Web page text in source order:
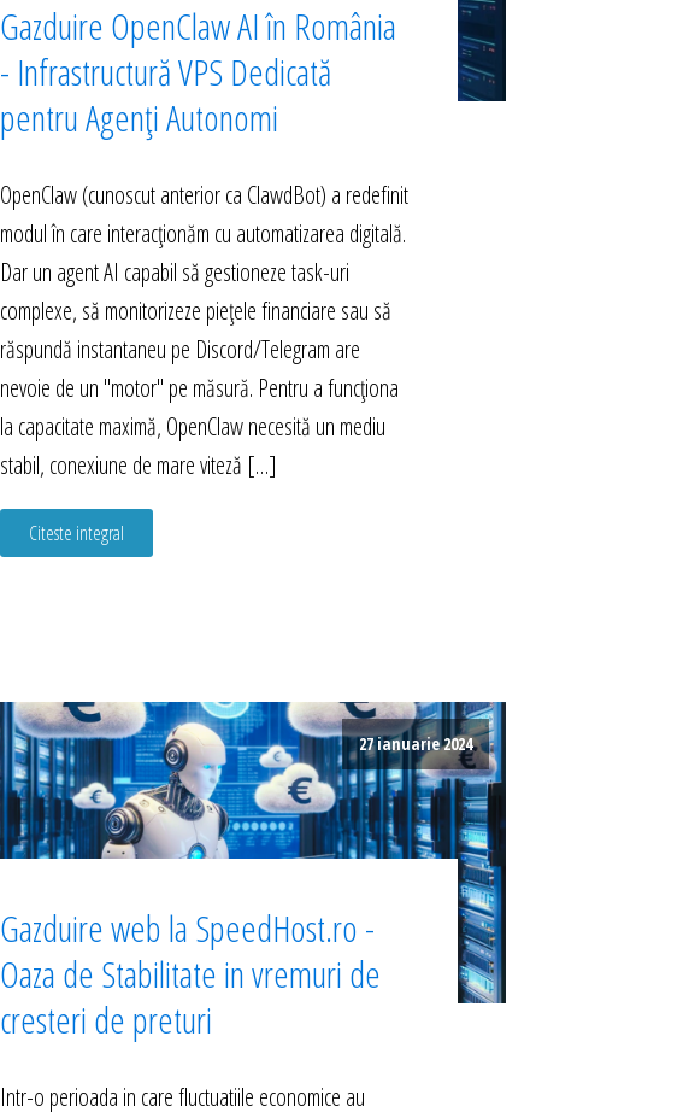
Gazduire OpenClaw AI în România
- Infrastructură VPS Dedicată
pentru Agenți Autonomi
OpenClaw (cunoscut anterior ca ClawdBot) a redefinit
modul în care interacționăm cu automatizarea digitală.
Dar un agent AI capabil să gestioneze task-uri
complexe, să monitorizeze piețele financiare sau să
răspundă instantaneu pe Discord/Telegram are
nevoie de un "motor" pe măsură. Pentru a funcționa
la capacitate maximă, OpenClaw necesită un mediu
stabil, conexiune de mare viteză […]
Citeste integral
27 ianuarie 2024
Gazduire web la SpeedHost.ro -
Oaza de Stabilitate in vremuri de
cresteri de preturi
Intr-o perioada in care fluctuatiile economice au